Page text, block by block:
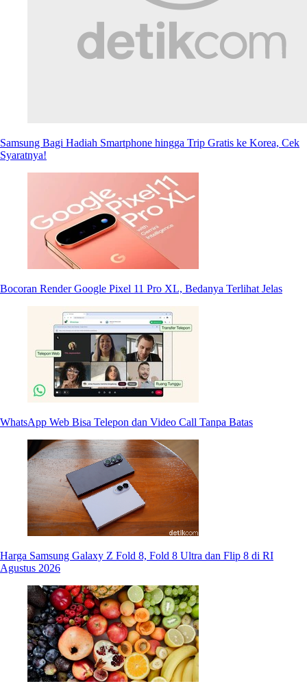
Samsung Bagi Hadiah Smartphone hingga Trip Gratis ke Korea, Cek
Syaratnya!
Bocoran Render Google Pixel 11 Pro XL, Bedanya Terlihat Jelas
WhatsApp Web Bisa Telepon dan Video Call Tanpa Batas
Harga Samsung Galaxy Z Fold 8, Fold 8 Ultra dan Flip 8 di RI
Agustus 2026